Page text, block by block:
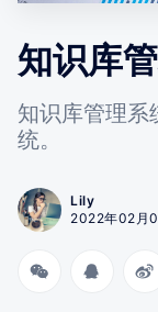
知识库
知识库管理系
统。
Lily
2022年02月